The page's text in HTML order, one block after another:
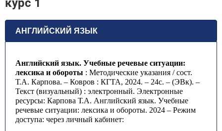
курс 1
АНГЛИЙСКИЙ ЯЗЫК
Английский язык. Учебные речевые ситуации:
лексика и обороты : Методические указания / сост.
Т.А. Карпова. – Ковров : КГТА, 2024. – 24с. – (ЭВк). –
Текст (визуальный) : электронный. Электронные
ресурсы: Карпова Т.А. Английский язык. Учебные
речевые ситуации: лексика и обороты. 2024 – Режим
доступа: через личный кабинет: